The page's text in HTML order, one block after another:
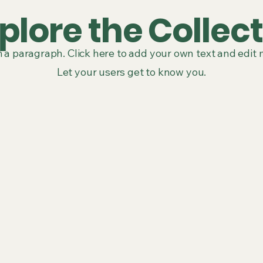
the
a paragraph. Click here to add your own text and edit
Let your users get to know you.